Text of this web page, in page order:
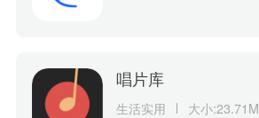
唱片库
生活实用 大小:23.71M